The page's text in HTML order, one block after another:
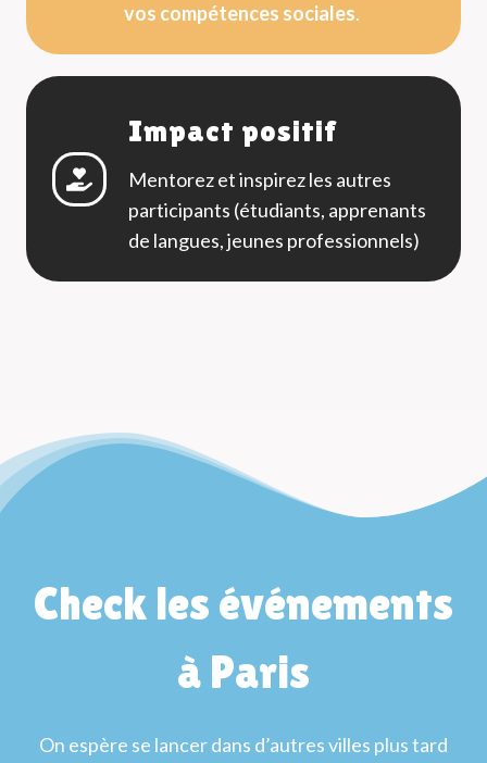
vos compétences sociales.
Impact positif
Mentorez et inspirez les autres
participants (étudiants, apprenants
de langues, jeunes professionnels)
Check les événements
à Paris
On espère se lancer dans d’autres villes plus tard